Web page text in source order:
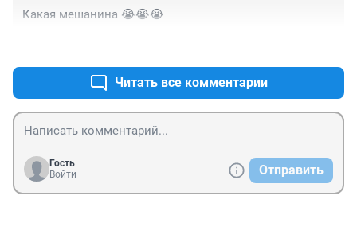
совершенно другой рецепт! "Селёдка на оливье",
Какая мешанина 😭😭😭
Читать все комментарии
Гость
Войти
Отправить